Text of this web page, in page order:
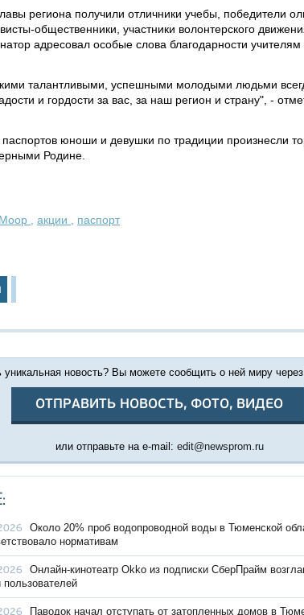
региона получили отличники учебы, победители
общественники, участники волонтерского
адресовал особые слова благодарности
талантливыми, успешными молодыми людьми
и гордости за вас, за наш регион и страну", -
юноши и девушки по традиции произнесли
Родине.
акции паспорт
уникальная новость? Вы можете сообщить о ней миру
ОТПРАВИТЬ НОВОСТЬ, ФОТО, ВИДЕО
или отправьте на e-mail: edit@newsprom.ru
Около 20% проб водопроводной воды в Тюменской
нормативам
Онлайн-кинотеатр Okko из подписки СберПрайм
пользователей
Паводок начал отступать от затопленных домов в